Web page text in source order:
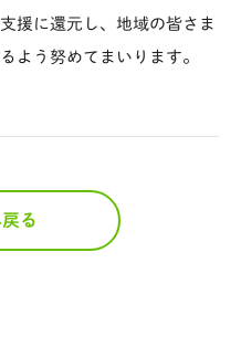
援に還元し、地域の皆さま
よう努めてまいります。
る